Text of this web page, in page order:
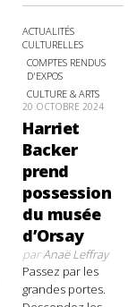
ACTUALITÉS
CULTURELLES
COMPTES RENDUS
D'EXPOS
CULTURE & ARTS
20 OCTOBRE 2024
Harriet
Backer
prend
possession
du musée
d’Orsay
parAnaë Leffray
Passez par les
grandes portes.